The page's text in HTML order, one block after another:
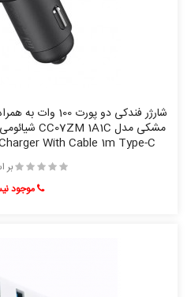
With Cable 1m Type-C
بر
موجود